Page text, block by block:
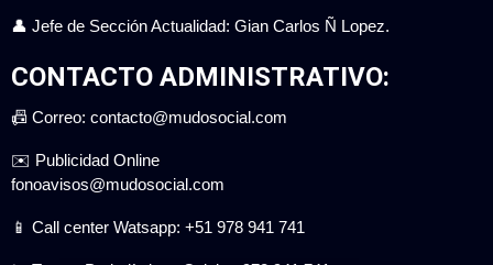
👤 Jefe de Sección Actualidad: Gian Carlos Ñ Lopez.
CONTACTO ADMINISTRATIVO:
📠 Correo: contacto@mudosocial.com
✉️ Publicidad Online
fonoavisos@mudosocial.com
📱 Call center Watsapp: +51 978 941 741